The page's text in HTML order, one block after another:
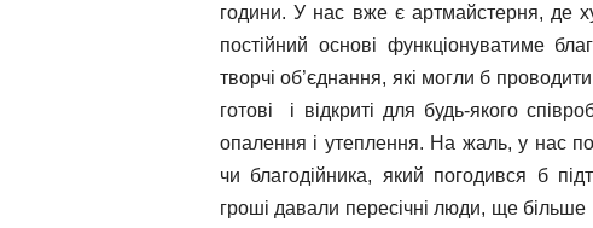
години. У нас вже є артмайстерня, де
постійний основі функціонуватиме
творчі об’єднання, які могли б
готові і відкриті для будь-якого
опалення і утеплення. На жаль, у нас
чи благодійника, який погодився б
гроші давали пересічні люди, ще